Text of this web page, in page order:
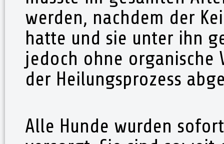
werden, nachdem der
hatte und sie unter ihn
jedoch ohne organische
der Heilungsprozess
Alle Hunde wurden